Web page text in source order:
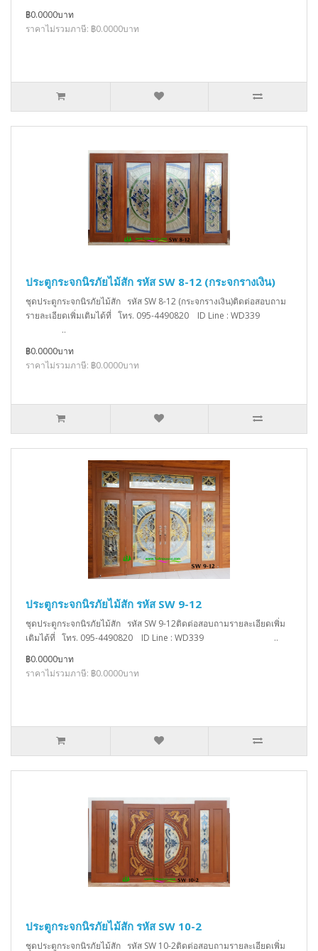
฿0.0000บาท
ราคาไม่รวมภาษี: ฿0.0000บาท
ประตูกระจกนิรภัยไม้สัก รหัส SW 8-12 (กระจกรางเงิน)
ชุดประตูกระจกนิรภัยไม้สัก รหัส SW 8-12 (กระจกรางเงิน)ติดต่อสอบถาม
รายละเอียดเพิ่มเติมได้ที่ โทร. 095-4490820 ID Line : WD339
..
฿0.0000บาท
ราคาไม่รวมภาษี: ฿0.0000บาท
ประตูกระจกนิรภัยไม้สัก รหัส SW 9-12
ชุดประตูกระจกนิรภัยไม้สัก รหัส SW 9-12ติดต่อสอบถามรายละเอียดเพิ่ม
เติมได้ที่ โทร. 095-4490820 ID Line : WD339 ..
฿0.0000บาท
ราคาไม่รวมภาษี: ฿0.0000บาท
ประตูกระจกนิรภัยไม้สัก รหัส SW 10-2
ชุดประตูกระจกนิรภัยไม้สัก รหัส SW 10-2ติดต่อสอบถามรายละเอียดเพิ่ม